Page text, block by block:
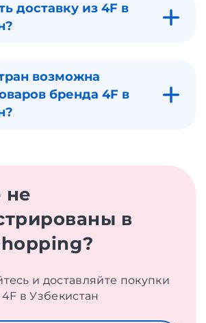
доставку из 4F в
возможна
бренда 4F в
не
в
и доставляйте покупки
в Узбекистан